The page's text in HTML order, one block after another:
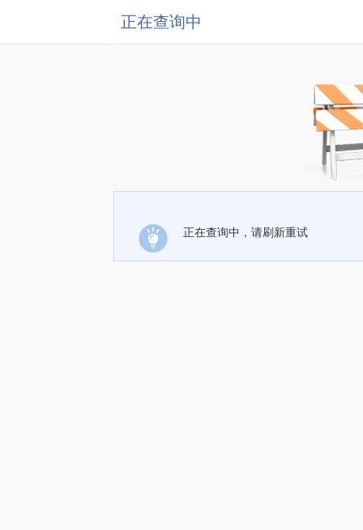
正在查询中
正在查询中，请刷新重试